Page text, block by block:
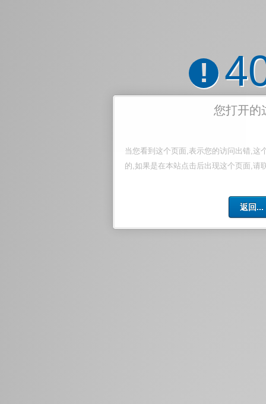
!
您打开的
当您看到这个页面,表示您的访问出错,这
的,如果是在本站点击后出现这个页面,请
返回...